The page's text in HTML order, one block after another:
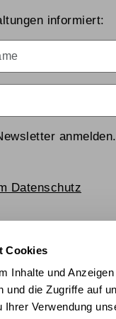
Cookies
Inhalte und
und die Zugriffe auf
Ihrer Verwendung
informiert:
anmelden.
Datenschutz